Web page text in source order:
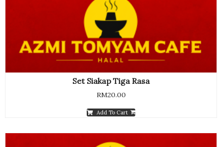
Set Siakap Tiga Rasa
RM20.00
Add To Cart